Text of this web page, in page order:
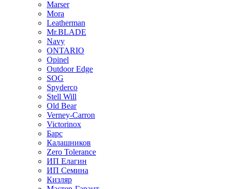
Marser
Mora
Leatherman
Mr.BLADE
Navy
ONTARIO
Opinel
Outdoor Edge
SOG
Spyderco
Stell Will
Old Bear
Verney-Carron
Victorinox
Барс
Калашников
Zero Tolerance
ИП Елагин
ИП Семина
Кизляр